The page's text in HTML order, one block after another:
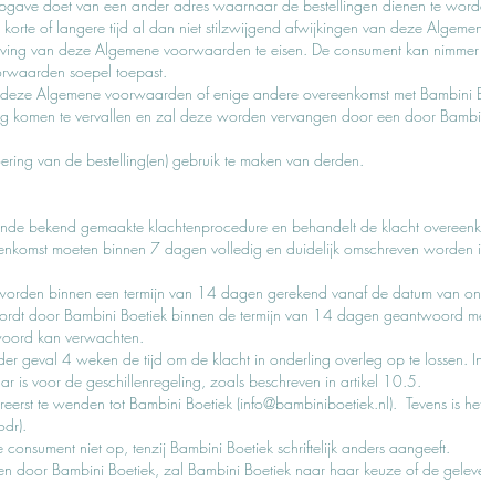
doet van een ander adres waarnaar de bestellingen dienen te
of langere tijd al dan niet stilzwijgend afwijkingen van deze
van deze Algemene voorwaarden te eisen. De consument kan
soepel toepast.
Algemene voorwaarden of enige andere overeenkomst met Bambini
komen te vervallen en zal deze worden vervangen door een door
van de bestelling(en) gebruik te maken van derden.
bekend gemaakte klachtenprocedure en behandelt de klacht
moeten binnen 7 dagen volledig en duidelijk omschreven
binnen een termijn van 14 dagen gerekend vanaf de datum van
door Bambini Boetiek binnen de termijn van 14 dagen geantwoord
kan verwachten.
geval 4 weken de tijd om de klacht in onderling overleg op te lossen.
is voor de geschillenregeling, zoals beschreven in artikel 10.5.
te wenden tot Bambini Boetiek (info@bambiniboetiek.nl). Tevens is
).
niet op, tenzij Bambini Boetiek schriftelijk anders aangeeft.
door Bambini Boetiek, zal Bambini Boetiek naar haar keuze of de